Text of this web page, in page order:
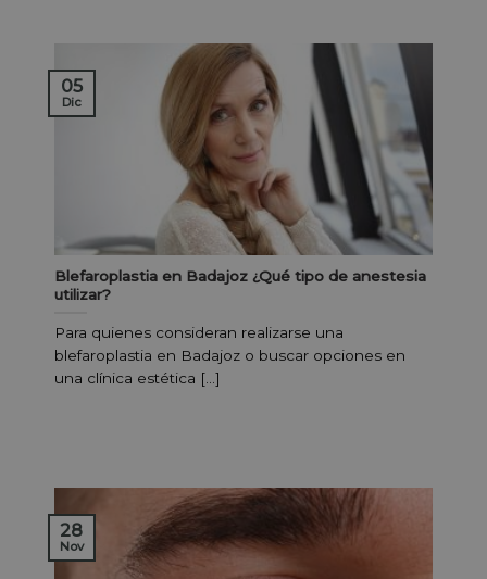
Blefaroplastia en Badajoz ¿Qué tipo de anestesia
utilizar?
Para quienes consideran realizarse una
blefaroplastia en Badajoz o buscar opciones en
una clínica estética [...]
05
Dic
28
Nov